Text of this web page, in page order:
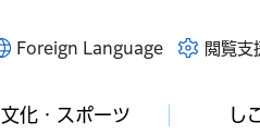
Foreign Language 閲覧支
文化・スポーツ し